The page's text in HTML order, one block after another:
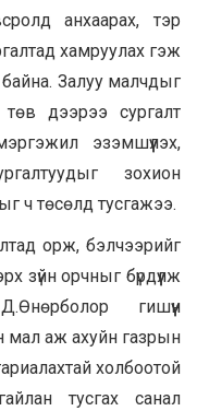
анхаарах, тэр
хамруулах гэж
Залуу малчдыг
төв дээрээ сургалт
эзэмшүүлэх,
зохион
ч төсөлд тусгажээ.
орж, бэлчээрийг
зүйн орчныг бүрдүүлж
гишүүн
мал аж ахуйн газрын
холбоотой
тусгах санал